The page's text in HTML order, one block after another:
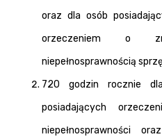
oraz dla osób
orzeczeniem o
niepełnosprawnością
720 godzin rocznie dla
posiadających
niepełnosprawności